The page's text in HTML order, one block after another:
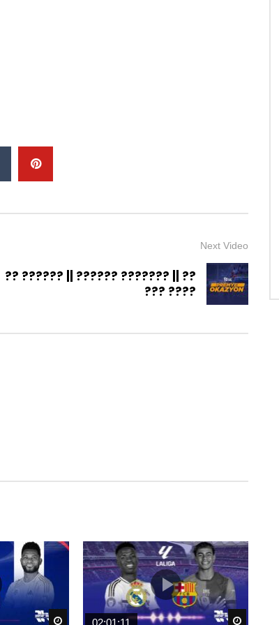
Next Video
?? ?????? || ?????? ??????? || ??
??? ????
Watch Later
02:01:11